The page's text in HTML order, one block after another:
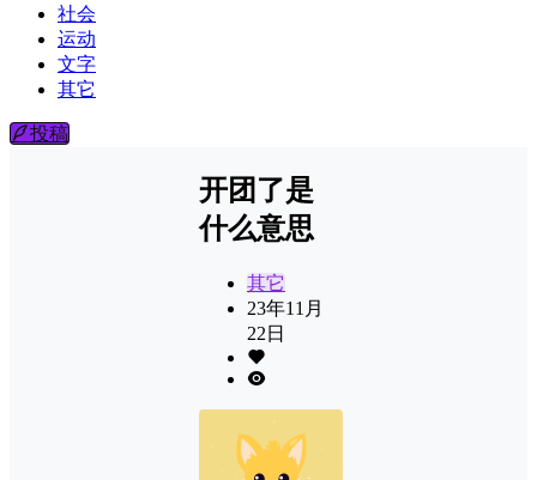
社会
运动
文字
其它
投稿
开团了是
什么意思
其它
23年11月
22日